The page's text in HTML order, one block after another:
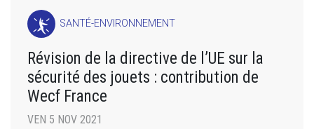
SANTÉ-ENVIRONNEMENT
Révision de la directive de l’UE sur la
sécurité des jouets : contribution de
Wecf France
VEN 5 NOV 2021